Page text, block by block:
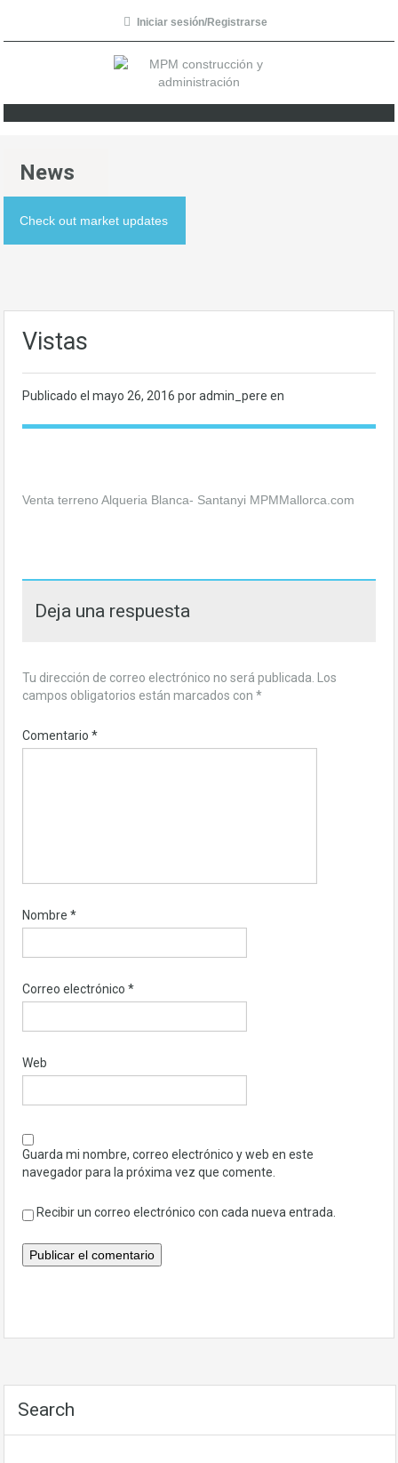
Iniciar sesión/Registrarse
News
Check out market updates
Vistas
Publicado el mayo 26, 2016 por admin_pere en
Venta terreno Alqueria Blanca- Santanyi MPMMallorca.com
Deja una respuesta
Tu dirección de correo electrónico no será publicada.
Los
campos obligatorios están marcados con *
Comentario *
Nombre *
Correo electrónico *
Web
Guarda mi nombre, correo electrónico y web en este
navegador para la próxima vez que comente.
Recibir un correo electrónico con cada nueva entrada.
Search